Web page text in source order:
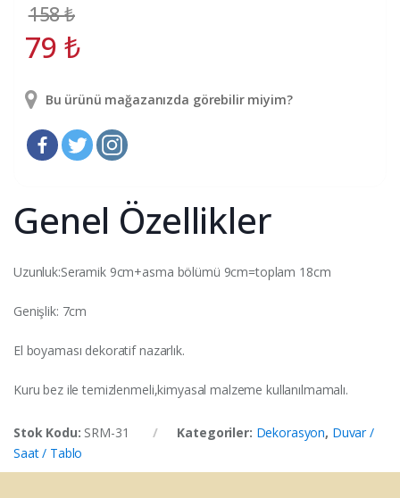
158₺
79 ₺
Bu ürünü mağazanızda görebilir miyim?
Genel Özellikler
Uzunluk:Seramik 9cm+asma bölümü 9cm=toplam 18cm
Genişlik: 7cm
El boyaması dekoratif nazarlık.
Kuru bez ile temizlenmeli,kimyasal malzeme kullanılmamalı.
Stok Kodu: SRM-31 Kategoriler: Dekorasyon, Duvar /
Saat / Tablo